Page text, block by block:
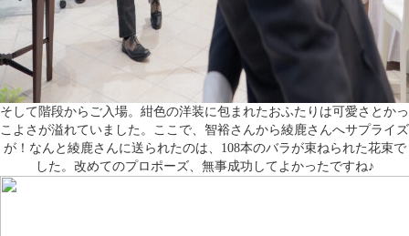
そして階段からご入場。紺色の洋装に包まれたおふたりは可愛さとかっ
こよさが溢れていました。ここで、智裕さんから綾鹿さんへサプライズ
が！なんと綾鹿さんに送られたのは、108本のバラが束ねられた花束で
した。改めてのプロポーズ、無事成功してよかったですね♪